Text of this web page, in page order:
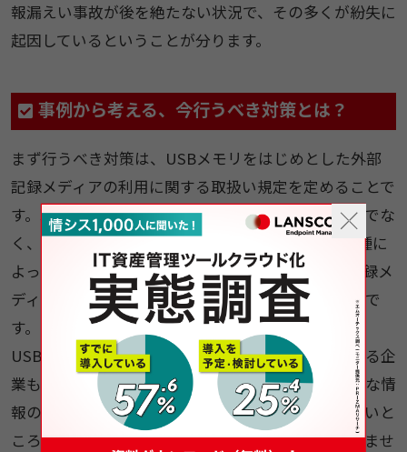
報漏えい事故が後を絶たない状況で、その多くが紛失に
起因しているということが分ります。
事例から考える、今行うべき対策とは？
まず行うべき対策は、USBメモリをはじめとした外部
記録メディアの利用に関する取扱い規定を定めることで
す。取扱い規定を定めるには、まずUSBメモリだけでな
く、スマートフォン等のWPD機器やSDカード、業種に
よってはカメラなど、業務で利用されている外部記録メ
ディアの利用状況を把握し、棚卸を行うことが重要で
す。
USBメモリの利用は不可というルールを設定している企
業も多いと思いますが、前述の通り、実際には簡単な情
報の受け渡し手段として、その手軽さ故に気付かないと
ころで利用されているというケースも少なくはありませ